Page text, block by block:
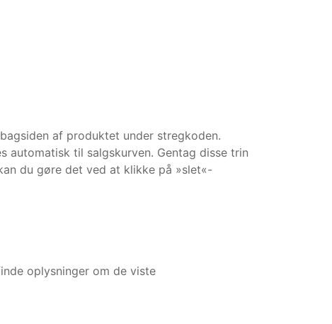
af produktet under stregkoden.
til salgskurven. Gentag disse trin
du gøre det ved at klikke på »slet«-
oplysninger om de viste